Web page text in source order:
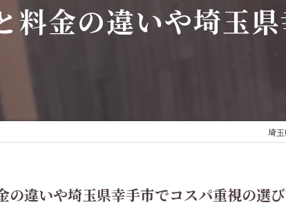
料金の違いや埼玉
埼
の違いや埼玉県幸手市でコスパ重視の選